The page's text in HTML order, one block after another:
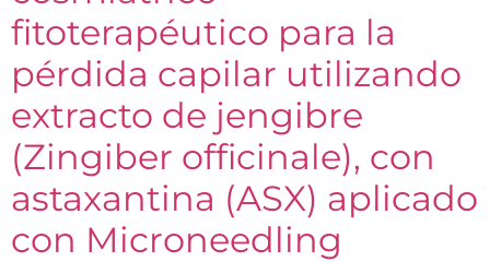
fitoterapéutico para la
pérdida capilar utilizando
extracto de jengibre
(Zingiber officinale), con
astaxantina (ASX) aplicado
con Microneedling